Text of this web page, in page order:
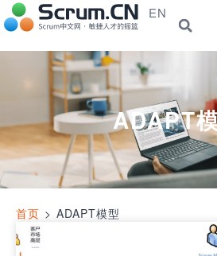
EN
ADAPT
首页 > ADAPT模型